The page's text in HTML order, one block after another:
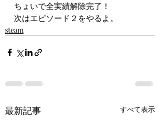
ちょいで全実績解除完了！
次はエピソード２をやるよ。
steam
最新記事 すべて表示